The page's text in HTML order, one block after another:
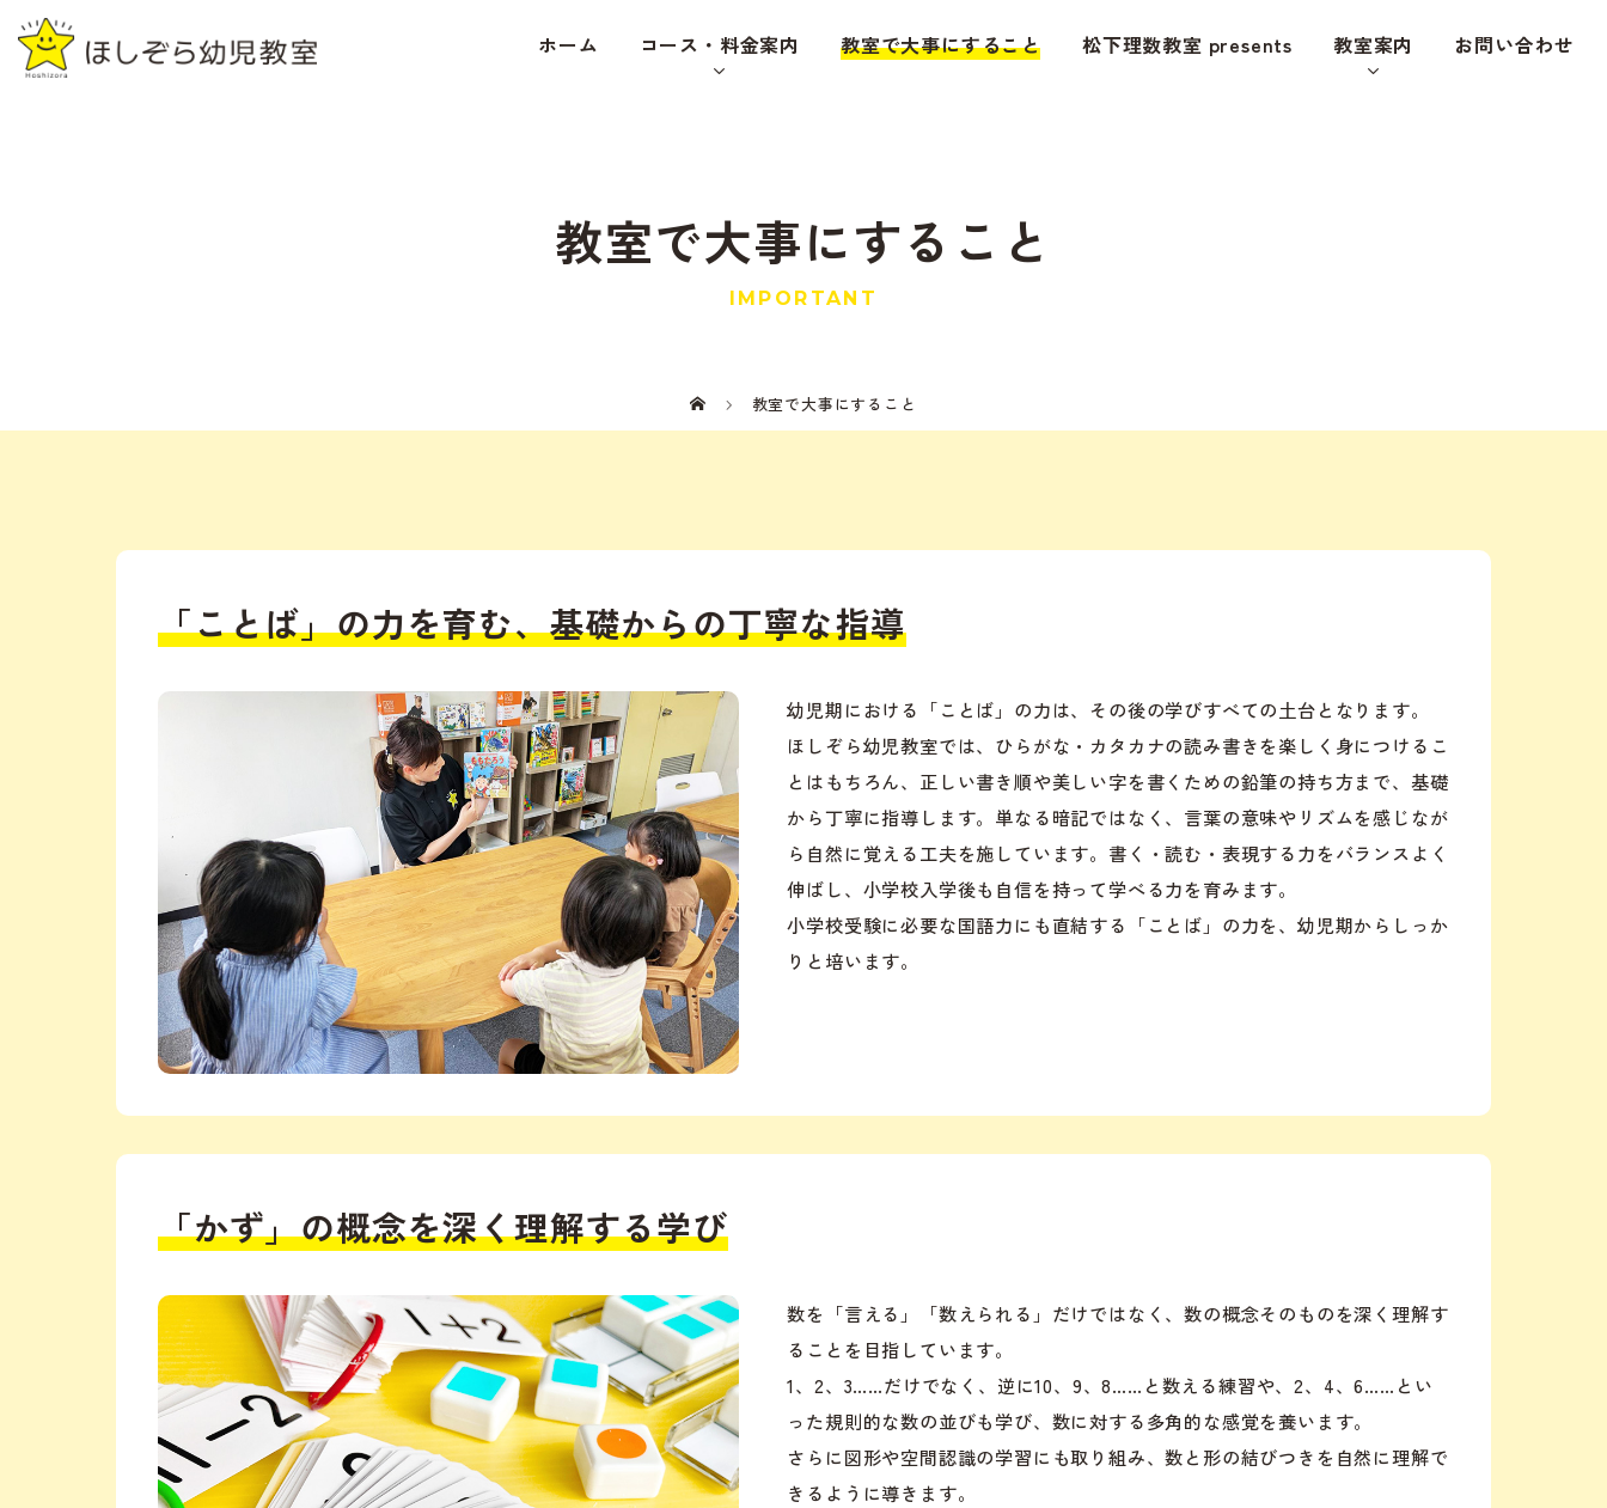
ホーム コース・料金案内 教室で大事にすること 松下理数教室 presents 教室案内 お問い合わせ
教室で大事にすること
IMPORTANT
教室で大事にすること
「ことば」の力を育む、基礎からの丁寧な指導
幼児期における「ことば」の力は、その後の学びすべての土台となります。
ほしぞら幼児教室では、ひらがな・カタカナの読み書きを楽しく身につけるこ
とはもちろん、正しい書き順や美しい字を書くための鉛筆の持ち方まで、基礎
から丁寧に指導します。単なる暗記ではなく、言葉の意味やリズムを感じなが
ら自然に覚える工夫を施しています。書く・読む・表現する力をバランスよく
伸ばし、小学校入学後も自信を持って学べる力を育みます。
小学校受験に必要な国語力にも直結する「ことば」の力を、幼児期からしっか
りと培います。
「かず」の概念を深く理解する学び
数を「言える」「数えられる」だけではなく、数の概念そのものを深く理解す
ることを目指しています。
1、2、3……だけでなく、逆に10、9、8……と数える練習や、2、4、6……とい
った規則的な数の並びも学び、数に対する多角的な感覚を養います。
さらに図形や空間認識の学習にも取り組み、数と形の結びつきを自然に理解で
きるように導きます。